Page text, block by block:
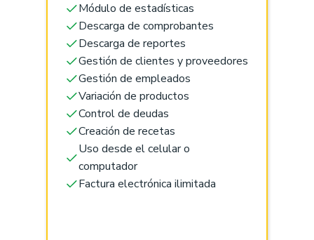
Módulo de estadísticas
Descarga de comprobantes
Descarga de reportes
Gestión de clientes y proveedores
Gestión de empleados
Variación de productos
Control de deudas
Creación de recetas
Uso desde el celular o
computador
Factura electrónica ilimitada